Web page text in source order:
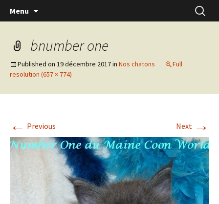
Menu
bnumber one
Published on 19 décembre 2017in Nos chatons
Full
resolution (657 × 774)
← Previous Next →